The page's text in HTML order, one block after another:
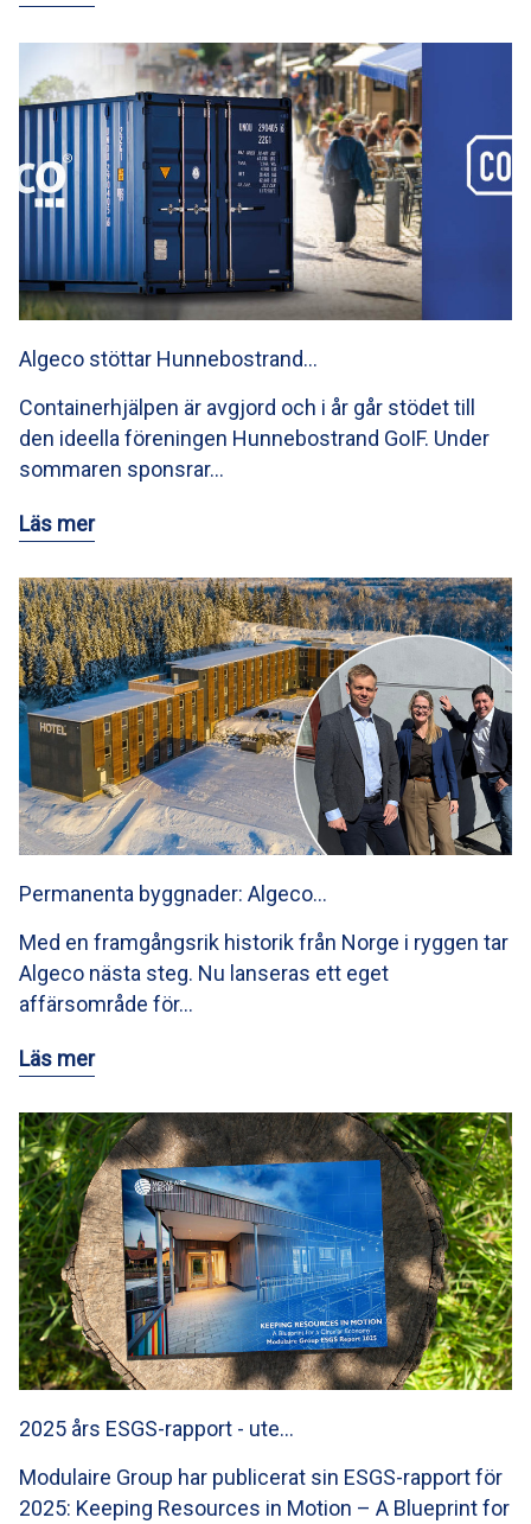
Algeco stöttar Hunnebostrand…
Containerhjälpen är avgjord och i år går stödet till
den ideella föreningen Hunnebostrand GoIF. Under
sommaren sponsrar…
Läs mer
Permanenta byggnader: Algeco…
Med en framgångsrik historik från Norge i ryggen tar
Algeco nästa steg. Nu lanseras ett eget
affärsområde för…
Läs mer
2025 års ESGS-rapport - ute…
Modulaire Group har publicerat sin ESGS-rapport för
2025: Keeping Resources in Motion – A Blueprint for